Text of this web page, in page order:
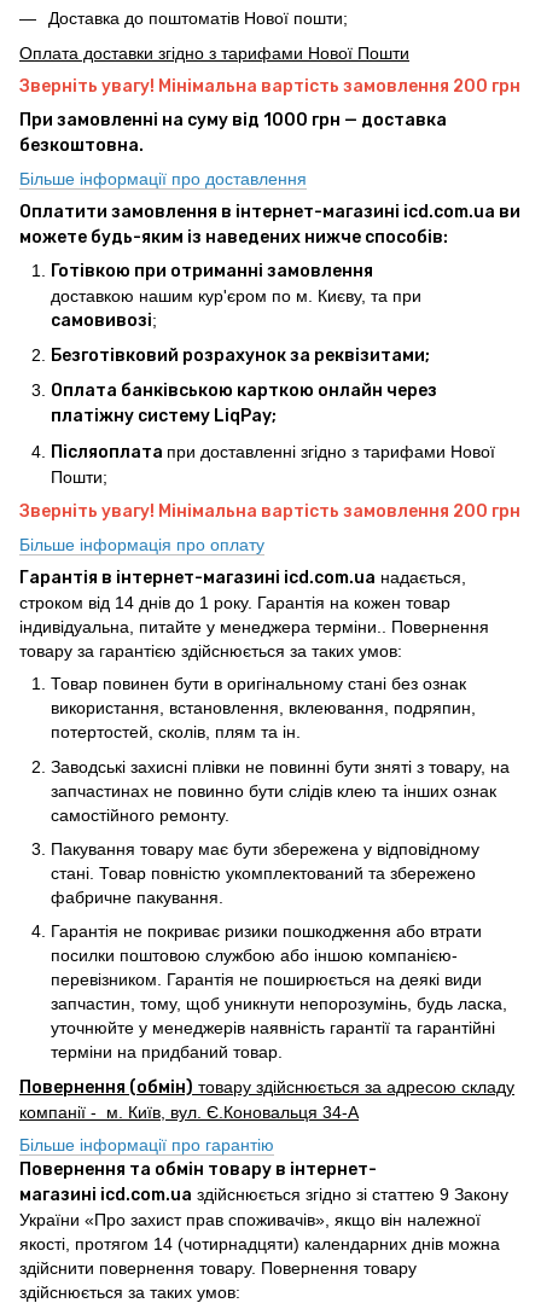
Доставка до поштоматів Нової пошти;
Оплата доставки згідно з тарифами Нової Пошти
Зверніть увагу! Мінімальна вартість замовлення 200 грн
При замовленні на суму від 1000 грн — доставка
безкоштовна.
Більше інформації про доставлення
Оплатити замовлення в інтернет-магазині icd.com.ua ви
можете будь-яким із наведених нижче способів:
Готівкою при отриманні замовлення
доставкою нашим кур'єром по м. Києву, та при
самовивозі;
Безготівковий розрахунок за реквізитами;
Оплата банківською карткою онлайн через
платіжну систему LiqPay;
Післяоплата при доставленні згідно з тарифами Нової
Пошти;
Зверніть увагу! Мінімальна вартість замовлення 200 грн
Більше інформація про оплату
Гарантія в інтернет-магазині icd.com.ua надається,
строком від 14 днів до 1 року. Гарантія на кожен товар
індивідуальна, питайте у менеджера терміни.. Повернення
товару за гарантією здійснюється за таких умов:
Товар повинен бути в оригінальному стані без ознак
використання, встановлення, вклеювання, подряпин,
потертостей, сколів, плям та ін.
Заводські захисні плівки не повинні бути зняті з товару, на
запчастинах не повинно бути слідів клею та інших ознак
самостійного ремонту.
Пакування товару має бути збережена у відповідному
стані. Товар повністю укомплектований та збережено
фабричне пакування.
Гарантія не покриває ризики пошкодження або втрати
посилки поштовою службою або іншою компанією-
перевізником. Гарантія не поширюється на деякі види
запчастин, тому, щоб уникнути непорозумінь, будь ласка,
уточнюйте у менеджерів наявність гарантії та гарантійні
терміни на придбаний товар.
Повернення (обмін) товару здійснюється за адресою складу
компанії - м. Київ, вул. Є.Коновальця 34-А
Більше інформації про гарантію
Повернення та обмін товару в інтернет-
магазині icd.com.ua здійснюється згідно зі статтею 9 Закону
України «Про захист прав споживачів», якщо він належної
якості, протягом 14 (чотирнадцяти) календарних днів можна
здійснити повернення товару. Повернення товару
здійснюється за таких умов: